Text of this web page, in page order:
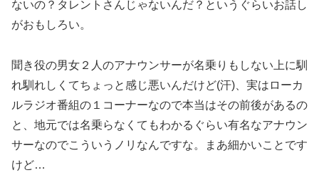
ないの？タレントさんじゃないんだ？というぐらいお話し
がおもしろい。
聞き役の男女２人のアナウンサーが名乗りもしない上に馴
れ馴れしくてちょっと感じ悪いんだけど(汗)、実はローカ
ルラジオ番組の１コーナーなので本当はその前後があるの
と、地元では名乗らなくてもわかるぐらい有名なアナウン
サーなのでこういうノリなんですな。まあ細かいことです
けど…